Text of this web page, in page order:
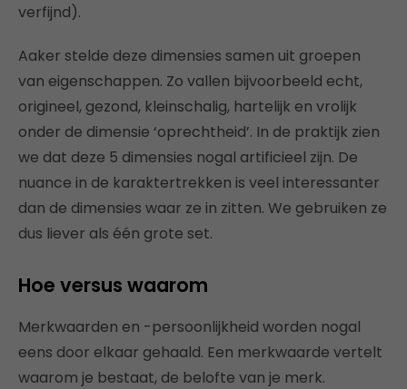
verfijnd).
Aaker stelde deze dimensies samen uit groepen
van eigenschappen. Zo vallen bijvoorbeeld echt,
origineel, gezond, kleinschalig, hartelijk en vrolijk
onder de dimensie ‘oprechtheid’. In de praktijk zien
we dat deze 5 dimensies nogal artificieel zijn. De
nuance in de karaktertrekken is veel interessanter
dan de dimensies waar ze in zitten. We gebruiken ze
dus liever als één grote set.
Hoe versus waarom
Merkwaarden en -persoonlijkheid worden nogal
eens door elkaar gehaald. Een merkwaarde vertelt
waarom je bestaat, de belofte van je merk.